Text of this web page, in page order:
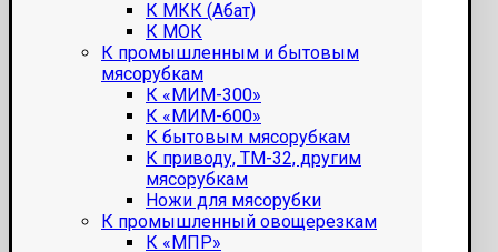
К МКК (Абат)
К МОК
К промышленным и бытовым
мясорубкам
К «МИМ-300»
К «МИМ-600»
К бытовым мясорубкам
К приводу, ТМ-32, другим
мясорубкам
Ножи для мясорубки
К промышленный овощерезкам
К «МПР»